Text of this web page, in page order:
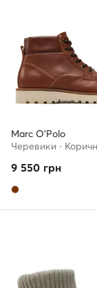
Marc O'Polo
Черевики ·
9 550 грн